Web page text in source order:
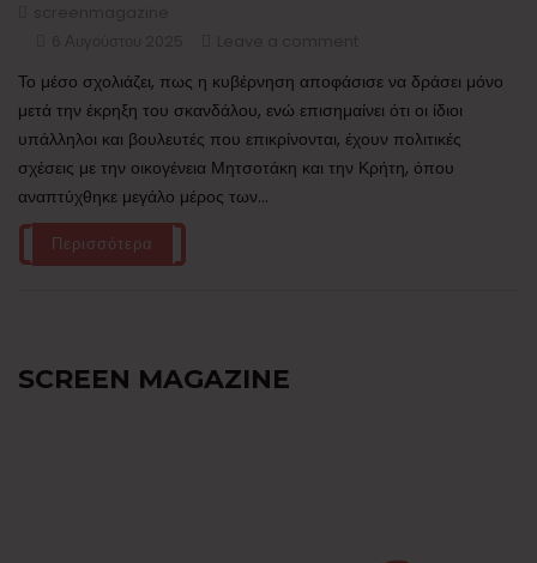
Το μέσο σχολιάζει, πως η κυβέρνηση αποφάσισε να δράσει μόνο
μετά την έκρηξη του σκανδάλου, ενώ επισημαίνει ότι οι ίδιοι
υπάλληλοι και βουλευτές που επικρίνονται, έχουν πολιτικές
σχέσεις με την οικογένεια Μητσοτάκη και την Κρήτη, όπου
αναπτύχθηκε μεγάλο μέρος των...
Περισσότερα
SCREEN MAGAZINE